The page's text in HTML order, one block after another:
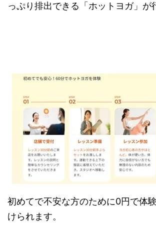
っぷり排出できる「ホットヨガ」が
初めてで不安な方のために0円で体
けられます。